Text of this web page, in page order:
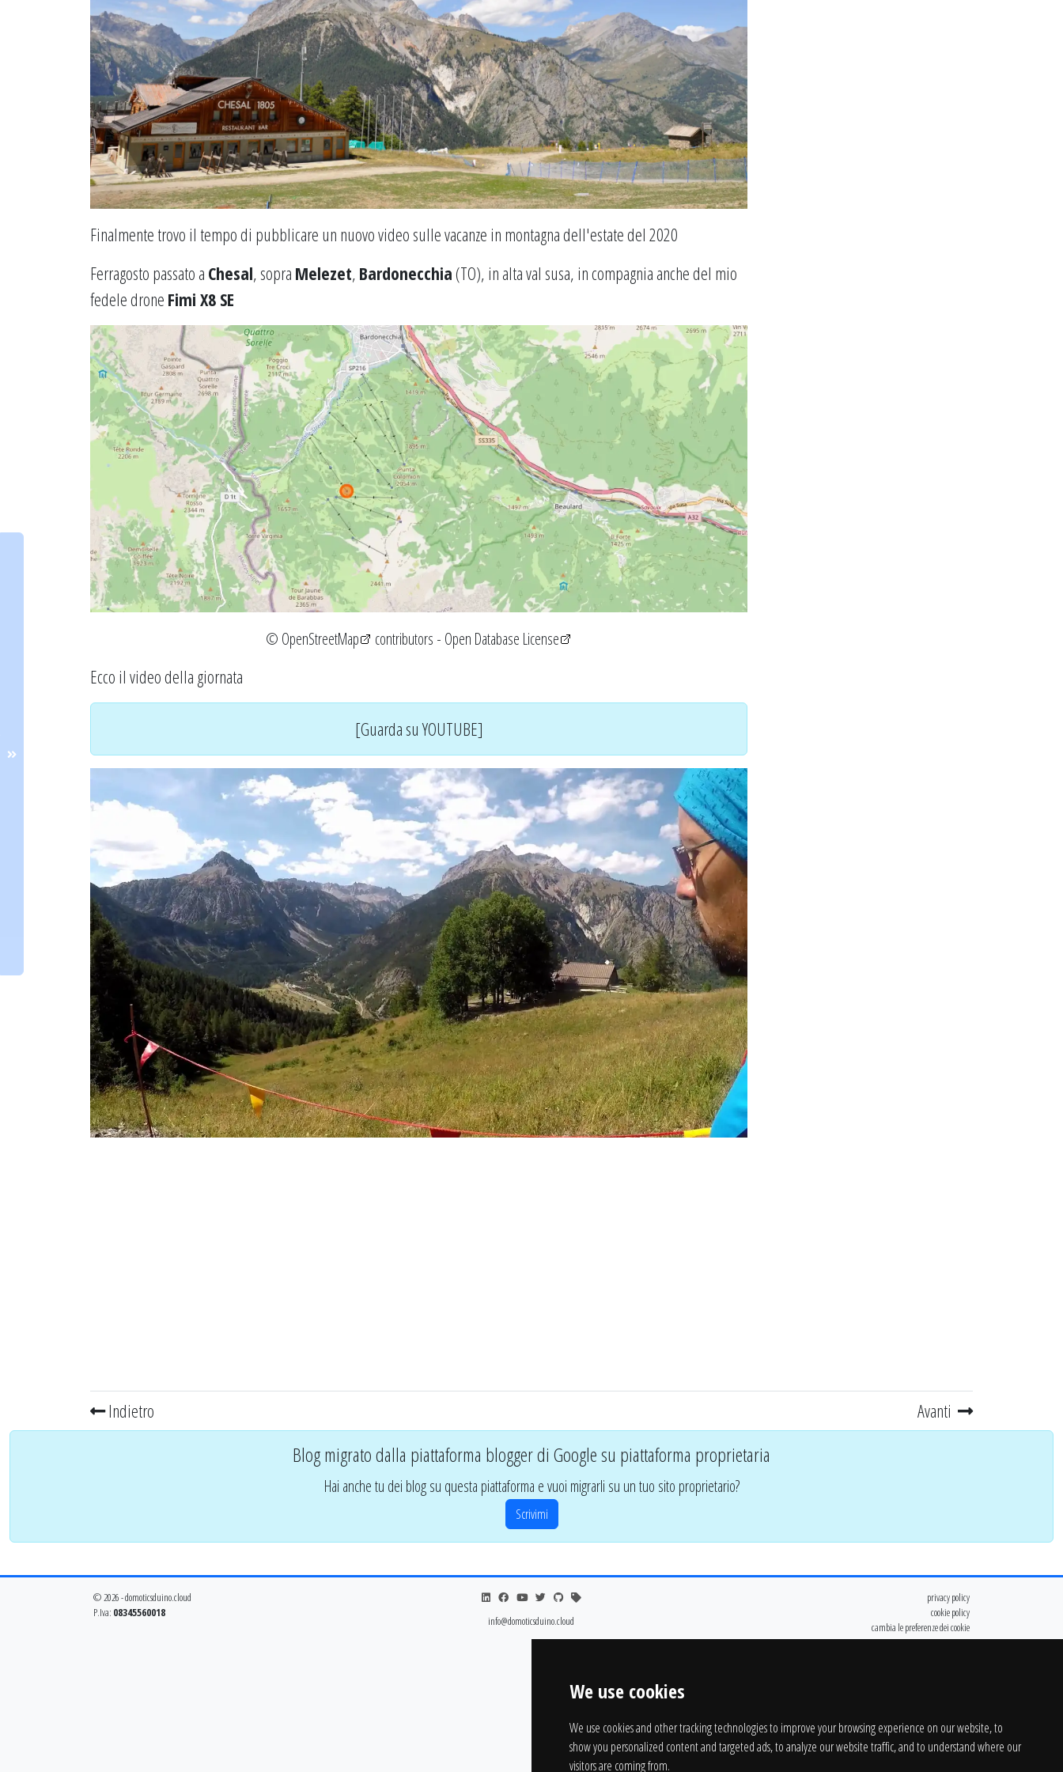
We use cookies
We use cookies and other tracking technologies to improve your browsing experience on our website, to
show you personalized content and targeted ads, to analyze our website traffic, and to understand where our
visitors are coming from.
Finalmente trovo il tempo di pubblicare un nuovo video sulle vacanze in montagna dell'estate del 2020
Ferragosto passato a Chesal, sopra Melezet, Bardonecchia (TO), in alta val susa, in compagnia anche del mio
fedele drone Fimi X8 SE
© OpenStreetMap contributors - Open Database License
Ecco il video della giornata
[Guarda su YOUTUBE]
Indietro Avanti
Blog migrato dalla piattaforma blogger di Google su piattaforma proprietaria
Hai anche tu dei blog su questa piattaforma e vuoi migrarli su un tuo sito proprietario?
Scrivimi
© 2026 - domoticsduino.cloud
P.Iva: 08345560018
info@domoticsduino.cloud
privacy policy
cookie policy
cambia le preferenze dei cookie